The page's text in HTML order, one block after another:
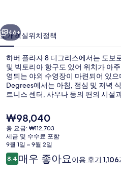
그
리
스
의
사
진
갤
러
리
다음
46+
소개객실위치정책
하버 플라자 8 디그리스에서는 도보
및 빅토리아 항구도 있어 위치가 아
영되는 야외 수영장이 마련되어 있
Degrees에서는 아침, 점심 및 저녁
트니스 센터, 사우나 등의 편의 시설
좋아해요. 홍콩 성황당 역까지 걸어
가실 수 있어요.
현
재
가
격
은
₩98,040
₩98,040
총 요금: ₩112,703
세금 및 수수료 포함
9월 1일 ~ 9월 2일
이
용
8.410점 만점 중 8.4점.
매우 좋아요이용 후기